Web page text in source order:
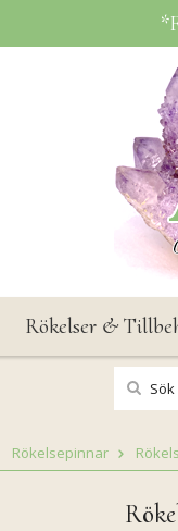
Rökelser &
Rökelsepinnar